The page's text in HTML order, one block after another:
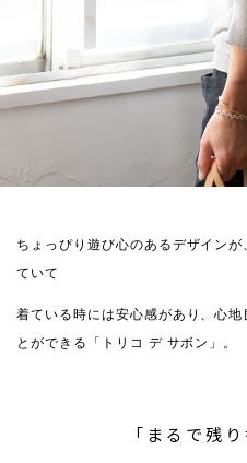
ちょっぴり遊び心のあるデザイン
ていて
着ている時には安心感があり、心
とができる「トリコ デ サボン」。
「まるで残